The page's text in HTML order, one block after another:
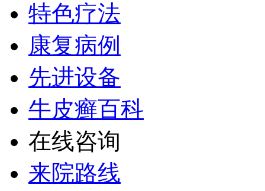
特色疗法
康复病例
先进设备
牛皮癣百科
在线咨询
来院路线